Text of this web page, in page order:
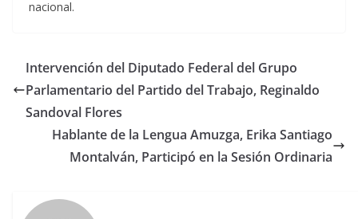
nacional.
Intervención del Diputado Federal del Grupo
Parlamentario del Partido del Trabajo, Reginaldo
Sandoval Flores
Hablante de la Lengua Amuzga, Erika Santiago
Montalván, Participó en la Sesión Ordinaria